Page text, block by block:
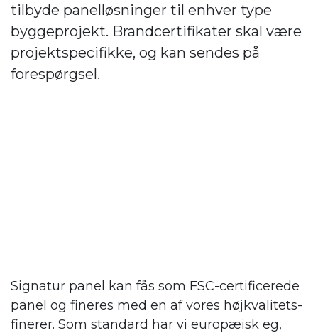
tilbyde panelløsninger til enhver type
byggeprojekt. Brandcertifikater skal være
projektspecifikke, og kan sendes på
forespørgsel.
Signatur panel kan fås som FSC-certificerede
panel og fineres med en af vores højkvalitets-
finerer. Som standard har vi europæisk eg,